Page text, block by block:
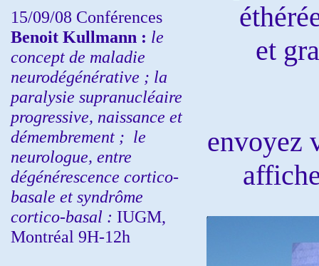
15/09/08 Conférences
Benoit Kullmann : le
concept de maladie
neurodégénérative ; la
paralysie supranucléaire
progressive, naissance et
démembrement ; le
neurologue, entre
dégénérescence cortico-
basale et syndrôme
cortico-basal : IUGM,
Montréal 9H-12h
et
envoyez